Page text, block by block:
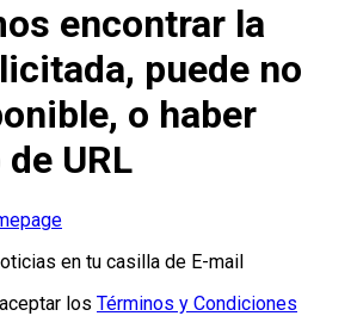
encontrar la
puede no
o haber
URL
en tu casilla de E-mail
los Términos y Condiciones